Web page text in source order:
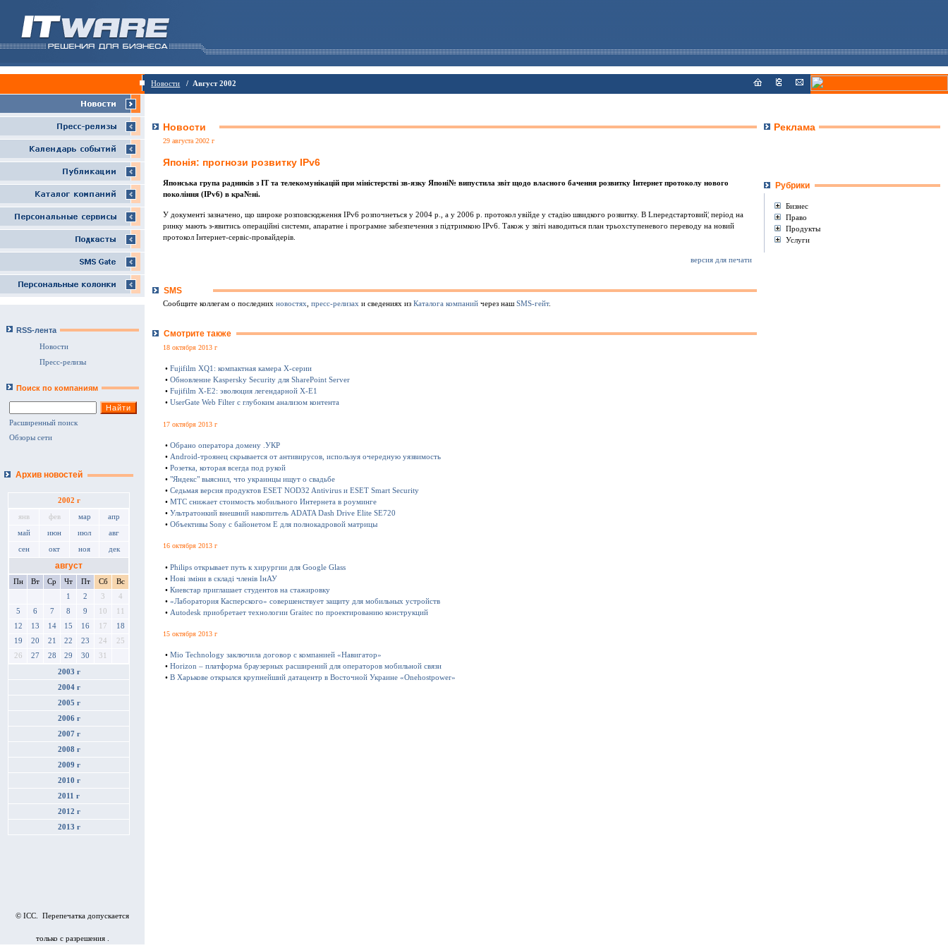
Новости / Август 2002
RSS-лента
Новости
Пресс-релизы
Поиск по компаниям
Расширенный поиск
Обзоры сети
Архив новостей
2002 г
янв фев мар апр
май июн июл авг
сен окт ноя дек
август
Пн Вт Ср Чт Пт Сб
Вс
1
2 3
4
5
6 7 8 9 10
11
12
13 14 15 16 17
18
19
20 21 22 23 24
25
26
27 28 29 30 31
2003 г
2004 г
2005 г
2006 г
2007 г
2008 г
2009 г
2010 г
2011 г
2012 г
2013 г
© ICC. Перепечатка допускается
только с разрешения .
Новости
29 августа 2002 г
Японiя: прогнози розвитку IPv6
Японська група радникiв з IТ та телекомунiкацiй при мiнiстерствi зв-язку Японi№ випустила звiт щодо власного бачення розвитку Iнтернет протоколу нового
поколiння (IPv6) в кра№нi.
У документi зазначено, що широке розповсюдження IPv6 розпочнеться у 2004 р., а у 2006 р. протокол увiйде у стадiю швидкого розвитку. В Lпередстартовий¦ перiод на
ринку мають з-явитись операцiйнi системи, апаратне i програмне забезпечення з пiдтримкою IPv6. Також у звiтi наводиться план трьохступеневого переводу на новий
протокол Iнтернет-сервiс-провайдерiв.
версия для печати
SMS
Сообщите коллегам о последних новостях пресс-релизах и сведениях из Каталога компаний через наш SMS-гейт.
Смотрите также
18 октября 2013 г
• Fujifilm XQ1: компактная камера Х-серии
• Обновление Kaspersky Security для SharePoint Server
• Fujifilm X-E2: эволюция легендарной X-E1
• UserGate Web Filter с глубоким анализом контента
17 октября 2013 г
• Обрано оператора домену .УКР
• Android-троянец скрывается от антивирусов, используя очередную уязвимость
• Розетка, которая всегда под рукой
• "Яндекс" выяснил, что украинцы ищут о свадьбе
• Седьмая версия продуктов ESET NOD32 Antivirus и ESET Smart Security
• МТС снижает стоимость мобильного Интернета в роуминге
• Ультратонкий внешний накопитель ADATA Dash Drive Elite SE720
• Объективы Sony с байонетом E для полнокадровой матрицы
16 октября 2013 г
• Philips открывает путь к хирургии для Google Glass
• Нові зміни в складі членів ІнАУ
• Киевстар приглашает студентов на стажировку
• «Лаборатория Касперского» совершенствует защиту для мобильных устройств
• Autodesk приобретает технологии Graitec по проектированию конструкций
15 октября 2013 г
• Mio Technology заключила договор с компанией «Навигатор»
• Horizon – платформа браузерных расширений для операторов мобильной связи
• В Харькове открылся крупнейший датацентр в Восточной Украине «Onehostpower»
Реклама
Рубрики
Бизнес
Право
Продукты
Услуги